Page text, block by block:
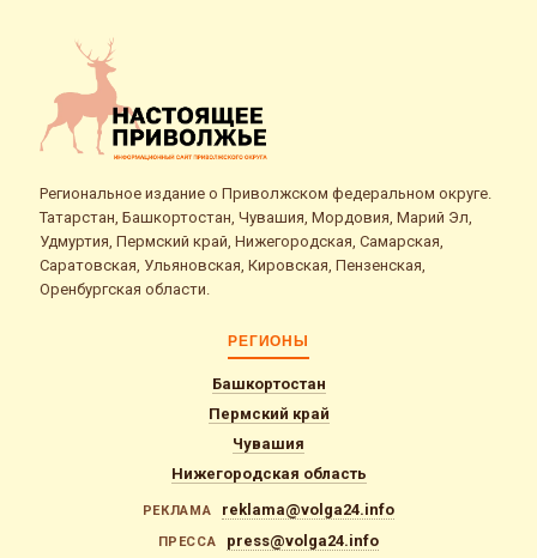
Региональное издание о Приволжском федеральном округе.
Татарстан, Башкортостан, Чувашия, Мордовия, Марий Эл,
Удмуртия, Пермский край, Нижегородская, Самарская,
Саратовская, Ульяновская, Кировская, Пензенская,
Оренбургская области.
РЕГИОНЫ
Башкортостан
Пермский край
Чувашия
Нижегородская область
РЕКЛАМА reklama@volga24.info
ПРЕССА press@volga24.info